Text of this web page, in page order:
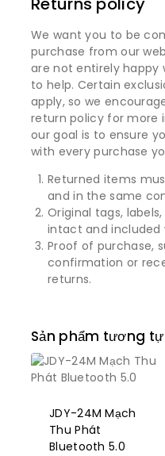
We want you to be
purchase from our
are not entirely happy
to help. Certain
apply, so we
return policy for more
our goal is to ensure
with every purchase
Returned items
and in the same
Original tags,
intact and
Proof of purchase,
confirmation or
returns.
Sản phẩm tương tự
JDY-24M Mạch
Thu Phát
Bluetooth 5.0